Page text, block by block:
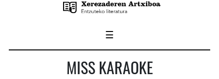
☰
MISS KARAOKE